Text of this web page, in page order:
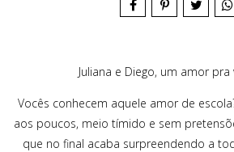
Juliana e Diego, um amor
Vocês conhecem aquele amor de
aos poucos, meio tímido e sem
que no final acaba surpreendendo a